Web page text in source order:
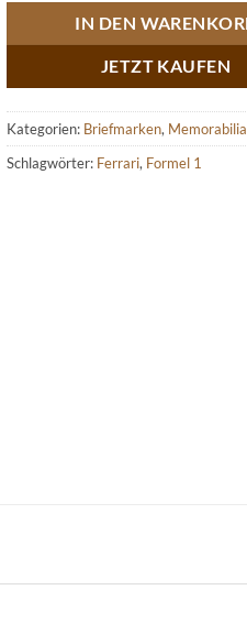
IN DEN
JETZT KAUFEN
Kategorien: Briefmarken, Memorabilia
Schlagwörter: Ferrari, Formel 1